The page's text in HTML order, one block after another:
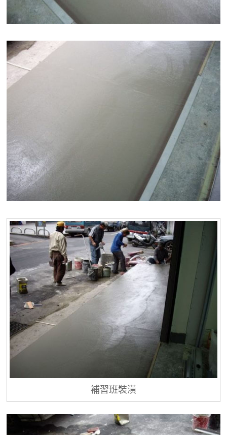
補習班裝潢